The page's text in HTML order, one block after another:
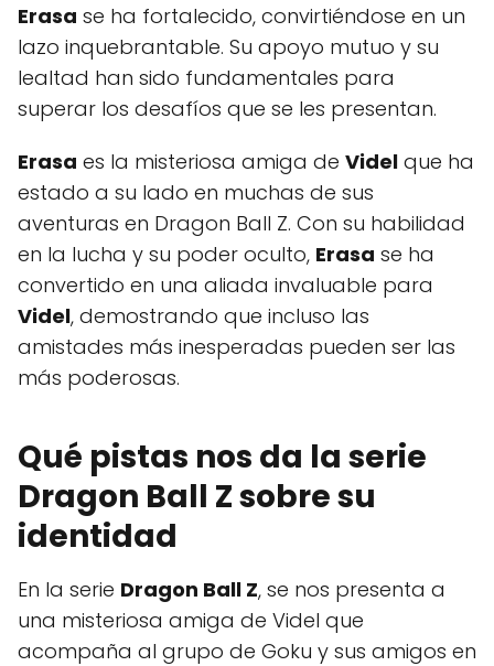
Erasa se ha fortalecido, convirtiéndose en un
lazo inquebrantable. Su apoyo mutuo y su
lealtad han sido fundamentales para
superar los desafíos que se les presentan.
Erasa es la misteriosa amiga de Videl que ha
estado a su lado en muchas de sus
aventuras en Dragon Ball Z. Con su habilidad
en la lucha y su poder oculto, Erasa se ha
convertido en una aliada invaluable para
Videl, demostrando que incluso las
amistades más inesperadas pueden ser las
más poderosas.
Qué pistas nos da la serie
Dragon Ball Z sobre su
identidad
En la serie Dragon Ball Z, se nos presenta a
una misteriosa amiga de Videl que
acompaña al grupo de Goku y sus amigos en